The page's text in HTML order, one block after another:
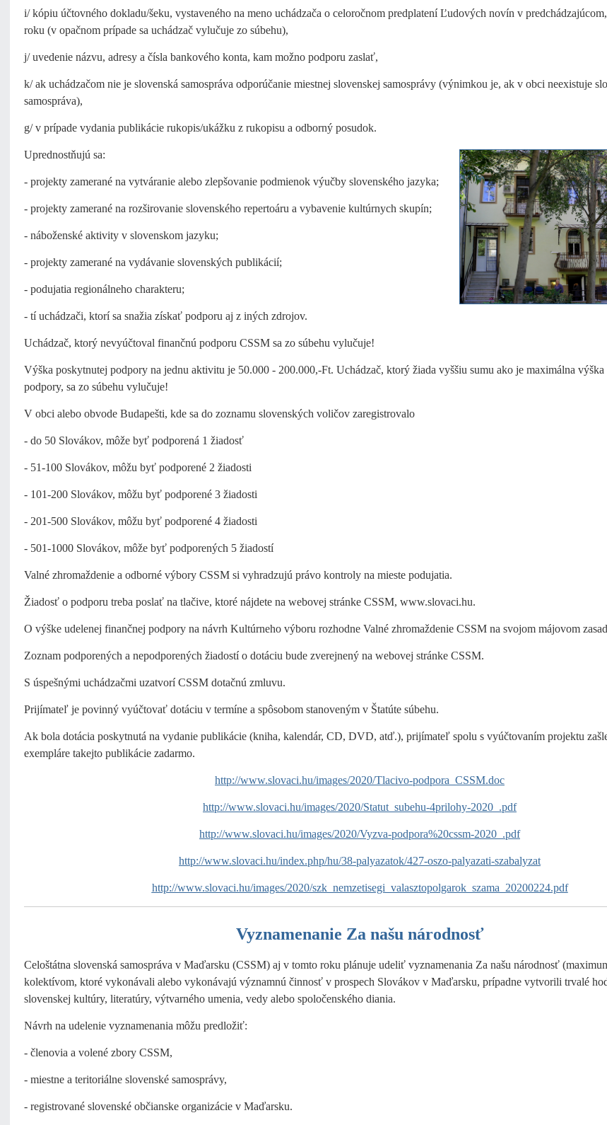
i/ kópiu účtovného dokladu/šeku, vystaveného na meno uchádzača o celoročnom predplatení Ľudových novín v
roku (v opačnom prípade sa uchádzač vylučuje zo súbehu),
j/ uvedenie názvu, adresy a čísla bankového konta, kam možno podporu zaslať,
k/ ak uchádzačom nie je slovenská samospráva odporúčanie miestnej slovenskej samosprávy (výnimkou je, ak v obci neexistuje
samospráva),
g/ v prípade vydania publikácie rukopis/ukážku z rukopisu a odborný posudok.
Uprednostňujú sa:
- projekty zamerané na vytváranie alebo zlepšovanie podmienok výučby slovenského jazyka;
- projekty zamerané na rozširovanie slovenského repertoáru a vybavenie kultúrnych skupín;
- náboženské aktivity v slovenskom jazyku;
- projekty zamerané na vydávanie slovenských publikácií;
- podujatia regionálneho charakteru;
- tí uchádzači, ktorí sa snažia získať podporu aj z iných zdrojov.
Uchádzač, ktorý nevyúčtoval finančnú podporu CSSM sa zo súbehu vylučuje!
Výška poskytnutej podpory na jednu aktivitu je 50.000 - 200.000,-Ft. Uchádzač, ktorý žiada vyššiu sumu ako je maximálna výška
podpory, sa zo súbehu vylučuje!
V obci alebo obvode Budapešti, kde sa do zoznamu slovenských voličov zaregistrovalo
- do 50 Slovákov, môže byť podporená 1 žiadosť
- 51-100 Slovákov, môžu byť podporené 2 žiadosti
- 101-200 Slovákov, môžu byť podporené 3 žiadosti
- 201-500 Slovákov, môžu byť podporené 4 žiadosti
- 501-1000 Slovákov, môže byť podporených 5 žiadostí
Valné zhromaždenie a odborné výbory CSSM si vyhradzujú právo kontroly na mieste podujatia.
Žiadosť o podporu treba poslať na tlačive, ktoré nájdete na webovej stránke CSSM, www.slovaci.hu.
O výške udelenej finančnej podpory na návrh Kultúrneho výboru rozhodne Valné zhromaždenie CSSM na svojom májovom
Zoznam podporených a nepodporených žiadostí o dotáciu bude zverejnený na webovej stránke CSSM.
S úspešnými uchádzačmi uzatvorí CSSM dotačnú zmluvu.
Prijímateľ je povinný vyúčtovať dotáciu v termíne a spôsobom stanoveným v Štatúte súbehu.
Ak bola dotácia poskytnutá na vydanie publikácie (kniha, kalendár, CD, DVD, atď.), prijímateľ spolu s vyúčtovaním projektu
exempláre takejto publikácie zadarmo.
http://www.slovaci.hu/images/2020/Tlacivo-podpora_CSSM.doc
http://www.slovaci.hu/images/2020/Statut_subehu-4prilohy-2020_.pdf
http://www.slovaci.hu/images/2020/Vyzva-podpora%20cssm-2020_.pdf
http://www.slovaci.hu/index.php/hu/38-palyazatok/427-oszo-palyazati-szabalyzat
http://www.slovaci.hu/images/2020/szk_nemzetisegi_valasztopolgarok_szama_20200224.pdf
Vyznamenanie Za našu národnosť
Celoštátna slovenská samospráva v Maďarsku (CSSM) aj v tomto roku plánuje udeliť vyznamenania Za našu národnosť
kolektívom, ktoré vykonávali alebo vykonávajú významnú činnosť v prospech Slovákov v Maďarsku, prípadne vytvorili trvalé
slovenskej kultúry, literatúry, výtvarného umenia, vedy alebo spoločenského diania.
Návrh na udelenie vyznamenania môžu predložiť:
- členovia a volené zbory CSSM,
- miestne a teritoriálne slovenské samosprávy,
- registrované slovenské občianske organizácie v Maďarsku.